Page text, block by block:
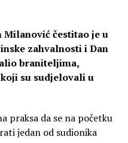
je operacija
razmjera. Njome je
osigurana
je fazi oslobođen i
potez tijekom koje su
Milanović čestitao je u
zahvalnosti i Dan
braniteljima,
su sudjelovali u
praksa da se na početku
jedan od sudionika